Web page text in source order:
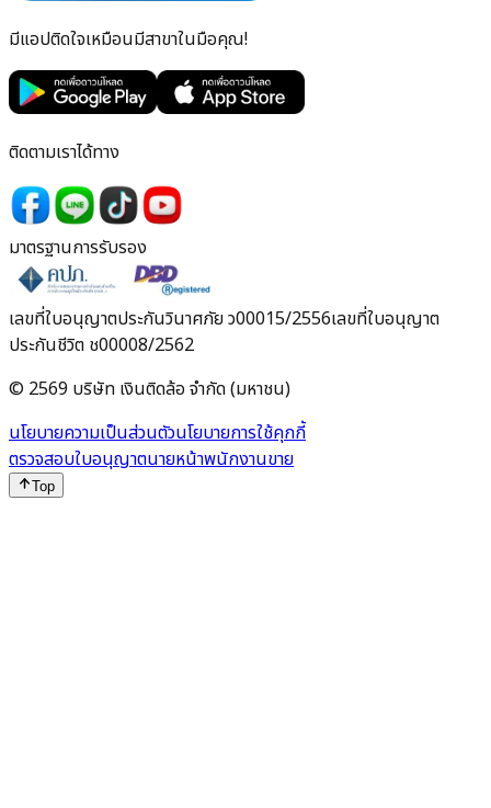
มีแอปติดใจเหมือนมีสาขาในมือคุณ!
ติดตามเราได้ทาง
มาตรฐานการรับรอง
เลขที่ใบอนุญาตประกันวินาศภัย ว00015/2556เลขที่ใบอนุญาต
ประกันชีวิต ช00008/2562
© 2569 บริษัท เงินติดล้อ จำกัด (มหาชน)
นโยบายความเป็นส่วนตัวนโยบายการใช้คุกกี้
ตรวจสอบใบอนุญาตนายหน้าพนักงานขาย
Top